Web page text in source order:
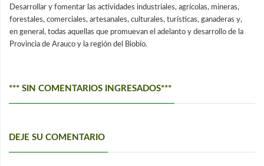
Desarrollar y fomentar las actividades industriales, agrícolas, mineras,
forestales, comerciales, artesanales, culturales, turísticas, ganaderas y,
en general, todas aquellas que promuevan el adelanto y desarrollo de la
Provincia de Arauco y la región del Biobío.
*** SIN COMENTARIOS INGRESADOS***
DEJE SU COMENTARIO